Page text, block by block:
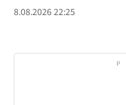
8.08.2026 22:25